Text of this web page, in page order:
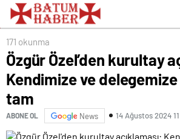
171 okunma
Özgür Özel’den kurultay
Kendimize ve
tam
ABONE OL News 14 Ağustos 2024